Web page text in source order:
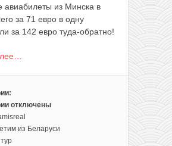
авиабилеты из Минска в
за 71 евро в одну
за 142 евро туда-обратно!
отключены
из Беларуси